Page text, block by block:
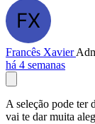
Francês Xavier
há 4 semanas
A seleção pode ter
vai te dar muita